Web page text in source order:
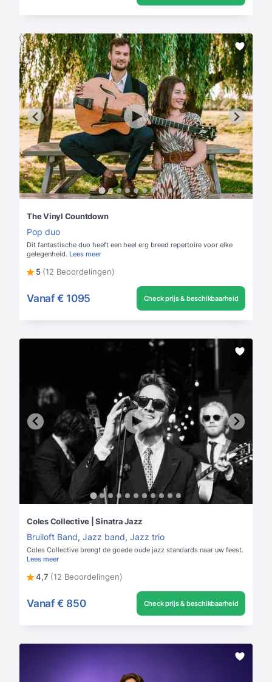
The Vinyl Countdown
Pop duo
Dit fantastische duo heeft een heel erg breed repertoire voor elke
gelegenheid. Lees meer
5 (12 Beoordelingen)
Vanaf € 1095 Check prijs & beschikbaarheid
Coles Collective | Sinatra Jazz
Bruiloft Band, Jazz band, Jazz trio
Coles Collective brengt de goede oude jazz standards naar uw feest.
Lees meer
4,7 (12 Beoordelingen)
Vanaf € 850 Check prijs & beschikbaarheid